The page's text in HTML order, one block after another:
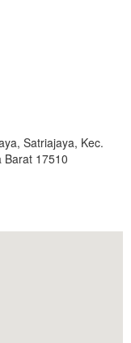
Satriajaya, Kec.
Barat 17510